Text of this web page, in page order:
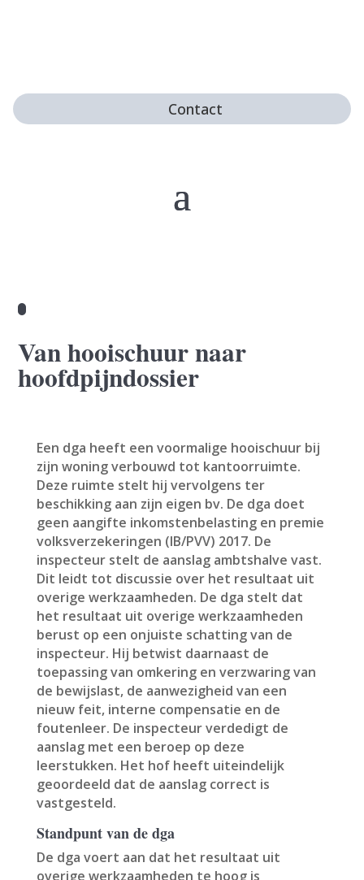
Contact
Van hooischuur naar
hoofdpijndossier
Een dga heeft een voormalige hooischuur bij
zijn woning verbouwd tot kantoorruimte.
Deze ruimte stelt hij vervolgens ter
beschikking aan zijn eigen bv. De dga doet
geen aangifte inkomstenbelasting en premie
volksverzekeringen (IB/PVV) 2017. De
inspecteur stelt de aanslag ambtshalve vast.
Dit leidt tot discussie over het resultaat uit
overige werkzaamheden. De dga stelt dat
het resultaat uit overige werkzaamheden
berust op een onjuiste schatting van de
inspecteur. Hij betwist daarnaast de
toepassing van omkering en verzwaring van
de bewijslast, de aanwezigheid van een
nieuw feit, interne compensatie en de
foutenleer. De inspecteur verdedigt de
aanslag met een beroep op deze
leerstukken. Het hof heeft uiteindelijk
geoordeeld dat de aanslag correct is
vastgesteld.
Standpunt van de dga
De dga voert aan dat het resultaat uit
overige werkzaamheden te hoog is